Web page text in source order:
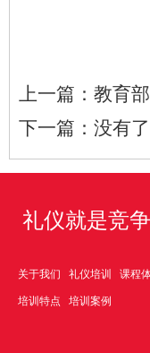
上一篇： 教育
下一篇： 没有了
礼仪就是竞
关于我们 礼仪培训 课程
培训特点 培训案例